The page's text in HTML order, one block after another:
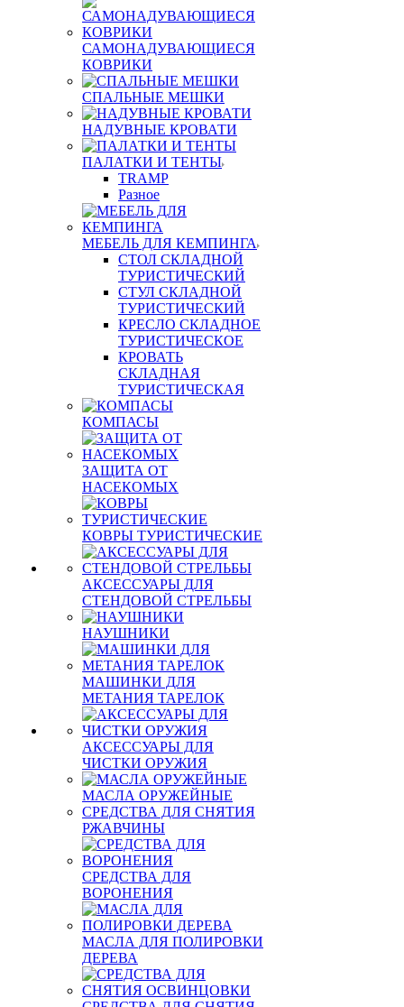
САМОНАДУВАЮЩИЕСЯ
КОВРИКИ
СПАЛЬНЫЕ МЕШКИ
НАДУВНЫЕ КРОВАТИ
ПАЛАТКИ И ТЕНТЫ
TRAMP
Разное
МЕБЕЛЬ ДЛЯ КЕМПИНГА
СТОЛ СКЛАДНОЙ
ТУРИСТИЧЕСКИЙ
СТУЛ СКЛАДНОЙ
ТУРИСТИЧЕСКИЙ
КРЕСЛО СКЛАДНОЕ
ТУРИСТИЧЕСКОЕ
КРОВАТЬ
СКЛАДНАЯ
ТУРИСТИЧЕСКАЯ
КОМПАСЫ
ЗАЩИТА ОТ
НАСЕКОМЫХ
КОВРЫ ТУРИСТИЧЕСКИЕ
АКСЕССУАРЫ ДЛЯ
СТЕНДОВОЙ СТРЕЛЬБЫ
НАУШНИКИ
МАШИНКИ ДЛЯ
МЕТАНИЯ ТАРЕЛОК
АКСЕССУАРЫ ДЛЯ
ЧИСТКИ ОРУЖИЯ
МАСЛА ОРУЖЕЙНЫЕ
СРЕДСТВА ДЛЯ СНЯТИЯ
РЖАВЧИНЫ
СРЕДСТВА ДЛЯ
ВОРОНЕНИЯ
МАСЛА ДЛЯ ПОЛИРОВКИ
ДЕРЕВА